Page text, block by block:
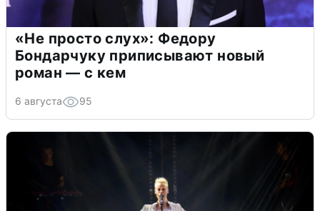
«Не просто слух»: Федору
Бондарчуку приписывают новый
роман — с кем
6 августа 95